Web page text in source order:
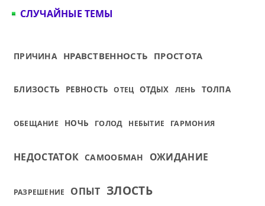
СЛУЧАЙНЫЕ ТЕМЫ
ПРИЧИНА НРАВСТВЕННОСТЬ ПРОСТОТА
БЛИЗОСТЬ РЕВНОСТЬ ОТЕЦ ОТДЫХ ЛЕНЬ ТОЛПА
ОБЕЩАНИЕ НОЧЬ ГОЛОД НЕБЫТИЕ ГАРМОНИЯ
НЕДОСТАТОК САМООБМАН ОЖИДАНИЕ
РАЗРЕШЕНИЕ ОПЫТ ЗЛОСТЬ